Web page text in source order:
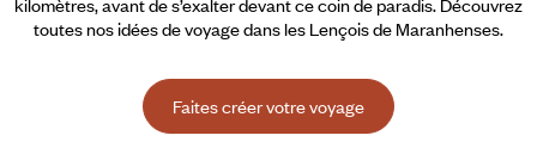
kilomètres, avant de s’exalter devant ce coin de paradis. Découvrez
toutes nos idées de voyage dans les Lençois de Maranhenses.
Faites créer votre voyage